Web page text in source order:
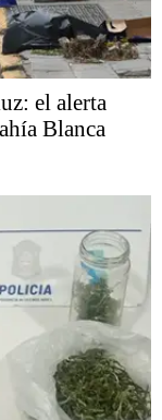
el alerta
Blanca